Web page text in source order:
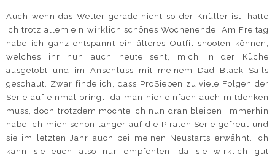
Auch wenn das Wetter gerade nicht so der Knüller ist, hatte
ich trotz allem ein wirklich schönes Wochenende. Am Freitag
habe ich ganz entspannt ein älteres Outfit shooten können,
welches ihr nun auch heute seht, mich in der Küche
ausgetobt und im Anschluss mit meinem Dad Black Sails
geschaut. Zwar finde ich, dass ProSieben zu viele Folgen der
Serie auf einmal bringt, da man hier einfach auch mitdenken
muss, doch trotzdem möchte ich nun dran bleiben. Immerhin
habe ich mich schon länger auf die Piraten Serie gefreut und
sie im letzten Jahr auch bei meinen Neustarts erwähnt. Ich
kann sie euch also nur empfehlen, da sie wirklich gut